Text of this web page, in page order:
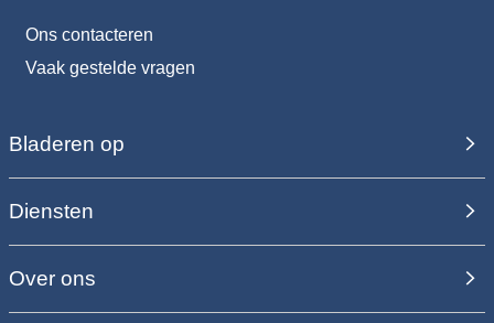
Ons contacteren
Vaak gestelde vragen
Bladeren op
Diensten
Over ons